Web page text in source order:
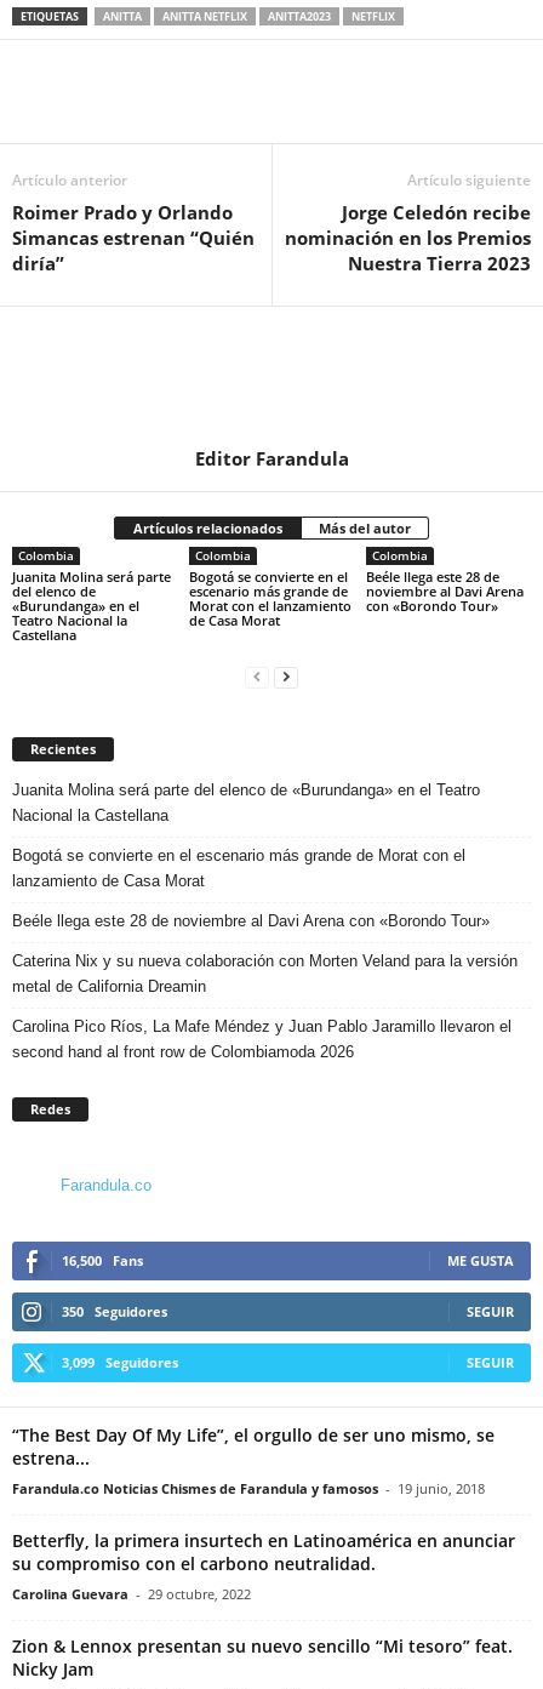
ETIQUETAS ANITTA ANITTA NETFLIX ANITTA2023 NETFLIX
Artículo anterior
Roimer Prado y Orlando
Simancas estrenan “Quién
diría”
Artículo siguiente
Jorge Celedón recibe
nominación en los Premios
Nuestra Tierra 2023
Editor Farandula
Artículos relacionados Más del autor
Colombia
Juanita Molina será parte
del elenco de
«Burundanga» en el
Teatro Nacional la
Castellana
Colombia
Bogotá se convierte en el
escenario más grande de
Morat con el lanzamiento
de Casa Morat
Colombia
Beéle llega este 28 de
noviembre al Davi Arena
con «Borondo Tour»
Recientes
Juanita Molina será parte del elenco de «Burundanga» en el Teatro
Nacional la Castellana
Bogotá se convierte en el escenario más grande de Morat con el
lanzamiento de Casa Morat
Beéle llega este 28 de noviembre al Davi Arena con «Borondo Tour»
Caterina Nix y su nueva colaboración con Morten Veland para la versión
metal de California Dreamin
Carolina Pico Ríos, La Mafe Méndez y Juan Pablo Jaramillo llevaron el
second hand al front row de Colombiamoda 2026
Redes
Farandula.co
16,500 Fans ME GUSTA
350 Seguidores SEGUIR
3,099 Seguidores SEGUIR
“The Best Day Of My Life”, el orgullo de ser uno mismo, se
estrena...
Farandula.co Noticias Chismes de Farandula y famosos - 19 junio, 2018
Betterfly, la primera insurtech en Latinoamérica en anunciar
su compromiso con el carbono neutralidad.
Carolina Guevara - 29 octubre, 2022
Zion & Lennox presentan su nuevo sencillo “Mi tesoro” feat.
Nicky Jam